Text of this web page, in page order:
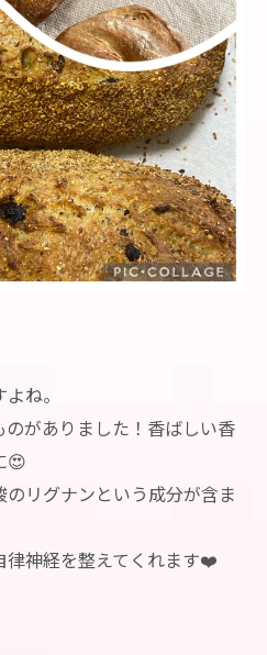
ね。
がありました！香ばしい香
😍
リグナンという成分が含ま
律神経を整えてくれます❤️